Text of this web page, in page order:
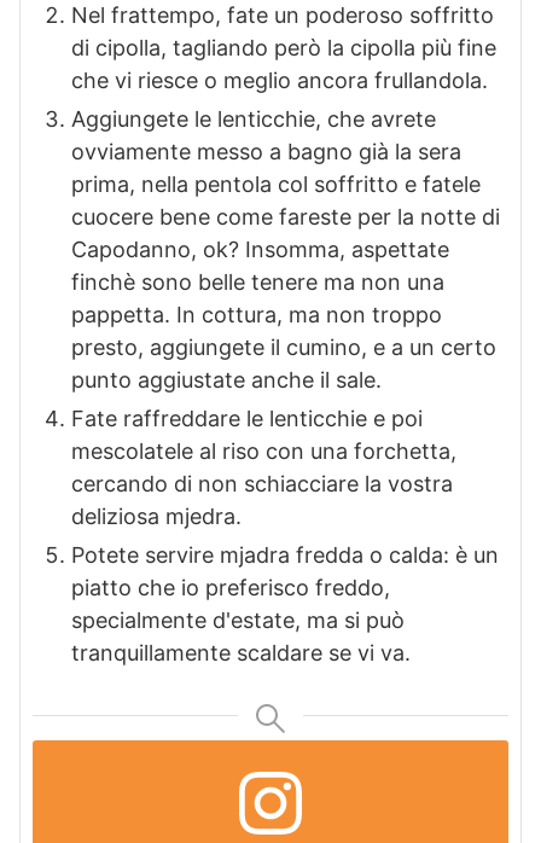
Nel frattempo, fate un poderoso soffritto
di cipolla, tagliando però la cipolla più fine
che vi riesce o meglio ancora frullandola.
Aggiungete le lenticchie, che avrete
ovviamente messo a bagno già la sera
prima, nella pentola col soffritto e fatele
cuocere bene come fareste per la notte di
Capodanno, ok? Insomma, aspettate
finchè sono belle tenere ma non una
pappetta. In cottura, ma non troppo
presto, aggiungete il cumino, e a un certo
punto aggiustate anche il sale.
Fate raffreddare le lenticchie e poi
mescolatele al riso con una forchetta,
cercando di non schiacciare la vostra
deliziosa mjedra.
Potete servire mjadra fredda o calda: è un
piatto che io preferisco freddo,
specialmente d'estate, ma si può
tranquillamente scaldare se vi va.